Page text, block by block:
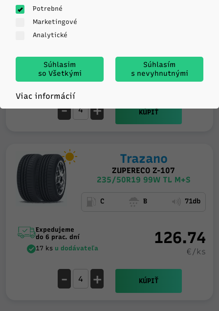
Expedujeme
v utorok
Viac ako 20 ks
118.67
€/ks
- + KÚPIŤ
Trazano
ZUPERECO Z-107
235/50R19 99W TL M+S
C B 71db
Expedujeme
do 6 prac. dní
17 ks u dodávateľa
126.74
€/ks
- + KÚPIŤ
Potrebné
Marketingové
Analytické
Súhlasim
so Všetkými
Súhlasím
s nevyhnutnými
Viac informácií